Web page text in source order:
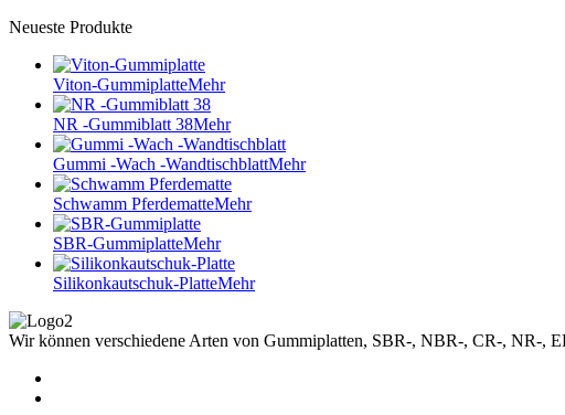
Neueste Produkte
Viton-GummiplatteMehr
NR -Gummiblatt 38Mehr
Gummi -Wach -WandtischblattMehr
Schwamm PferdematteMehr
SBR-GummiplatteMehr
Silikonkautschuk-PlatteMehr
Wir können verschiedene Arten von Gummiplatten, SBR-, NBR-, CR-, NR-,